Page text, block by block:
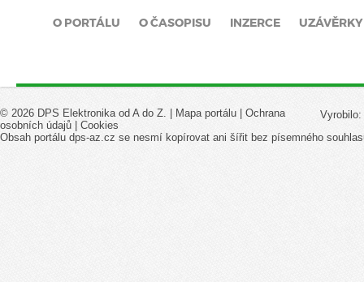
O PORTÁLU O ČASOPISU INZERCE UZÁVĚRKY
Vyrobilo:
© 2026 DPS Elektronika od A do Z. | Mapa portálu
Ochrana
osobních údajů
Cookies
Obsah portálu dps-az.cz se nesmí kopírovat ani šířit bez písemného